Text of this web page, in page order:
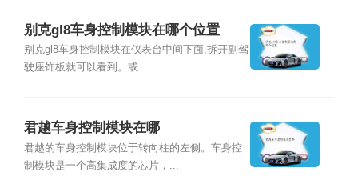
别克gl8车身控制模块在哪个位置
别克gl8车身控制模块在仪表台中间下面,拆开副驾
驶座饰板就可以看到。或...
君越车身控制模块在哪
君越的车身控制模块位于转向柱的左侧。车身控
制模块是一个高集成度的芯片，...